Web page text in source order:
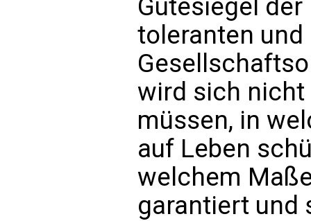
Gütesiegel
toleranten
wird sich nicht
müssen, in
auf Leben
welchem
garantiert und